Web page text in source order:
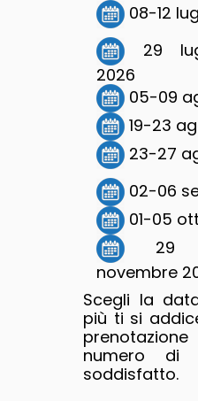
08-12
29
2026
05-09
19-23
23-27
02-06
01-05
29
novembre
Scegli la
più ti si
numero di
soddisfatto.